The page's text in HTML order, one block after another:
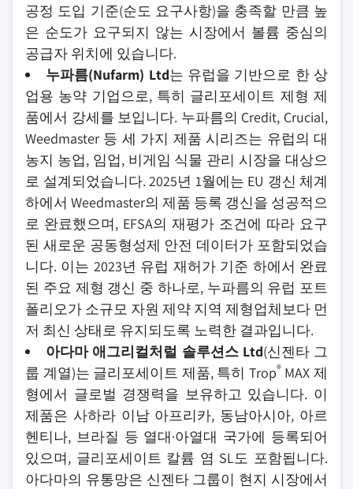
공정 도입 기준(순도 요구사항)을 충족할 만큼 높
은 순도가 요구되지 않는 시장에서 볼륨 중심의
공급자 위치에 있습니다.
누파름(Nufarm) Ltd는 유럽을 기반으로 한 상
업용 농약 기업으로, 특히 글리포세이트 제형 제
품에서 강세를 보입니다. 누파름의 Credit, Crucial,
Weedmaster 등 세 가지 제품 시리즈는 유럽의 대
농지 농업, 임업, 비게임 식물 관리 시장을 대상으
로 설계되었습니다. 2025년 1월에는 EU 갱신 체계
하에서 Weedmaster의 제품 등록 갱신을 성공적으
로 완료했으며, EFSA의 재평가 조건에 따라 요구
된 새로운 공동형성제 안전 데이터가 포함되었습
니다. 이는 2023년 유럽 재허가 기준 하에서 완료
된 주요 제형 갱신 중 하나로, 누파름의 유럽 포트
폴리오가 소규모 자원 제약 지역 제형업체보다 먼
저 최신 상태로 유지되도록 노력한 결과입니다.
아다마 애그리컬처럴 솔루션스 Ltd(신젠타 그
룹 계열)는 글리포세이트 제품, 특히 Trop®MAX 제
형에서 글로벌 경쟁력을 보유하고 있습니다. 이
제품은 사하라 이남 아프리카, 동남아시아, 아르
헨티나, 브라질 등 열대·아열대 국가에 등록되어
있으며, 글리포세이트 칼륨 염 SL도 포함됩니다.
아다마의 유통망은 신젠타 그룹이 현지 시장에서